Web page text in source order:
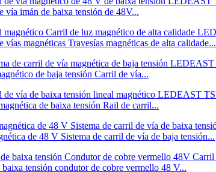
vía imán de baixa tensión de 48V...
vías magnéticas Travesías magnéticas de alta calidade...
de baja tensión Carril de vía...
de baixa tensión Rail de carril...
de 48 V Sistema de carril de vía de baja tensión...
baixa tensión condutor de cobre vermello 48 V...